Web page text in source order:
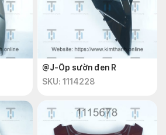
@J-Ốp sườn đen R
SKU: 1114228